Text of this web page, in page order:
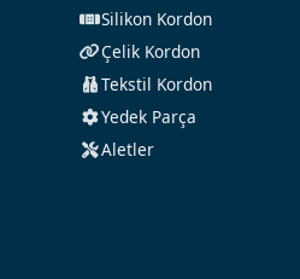
Silikon Kordon
Çelik Kordon
Tekstil Kordon
Yedek Parça
Aletler